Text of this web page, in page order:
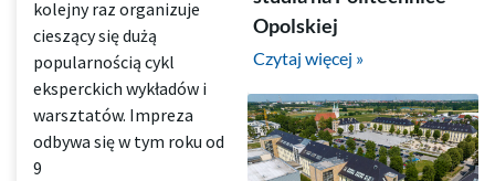
kolejny raz organizuje
cieszący się dużą
popularnością cykl
eksperckich wykładów i
warsztatów. Impreza
odbywa się w tym roku od
9
Opolskiej
Czytaj więcej »